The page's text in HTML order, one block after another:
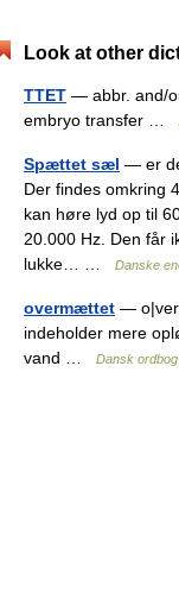
Look at other
TTET — abbr. and/
embryo transfer …
Spættet sæl — er
Der findes omkring
kan høre lyd op til
20.000 Hz. Den får
lukke… …
Danske
overmættet —
indeholder mere
vand …
Dansk ordbog